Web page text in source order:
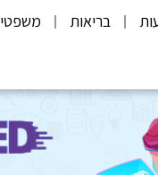
בריאות משפטי